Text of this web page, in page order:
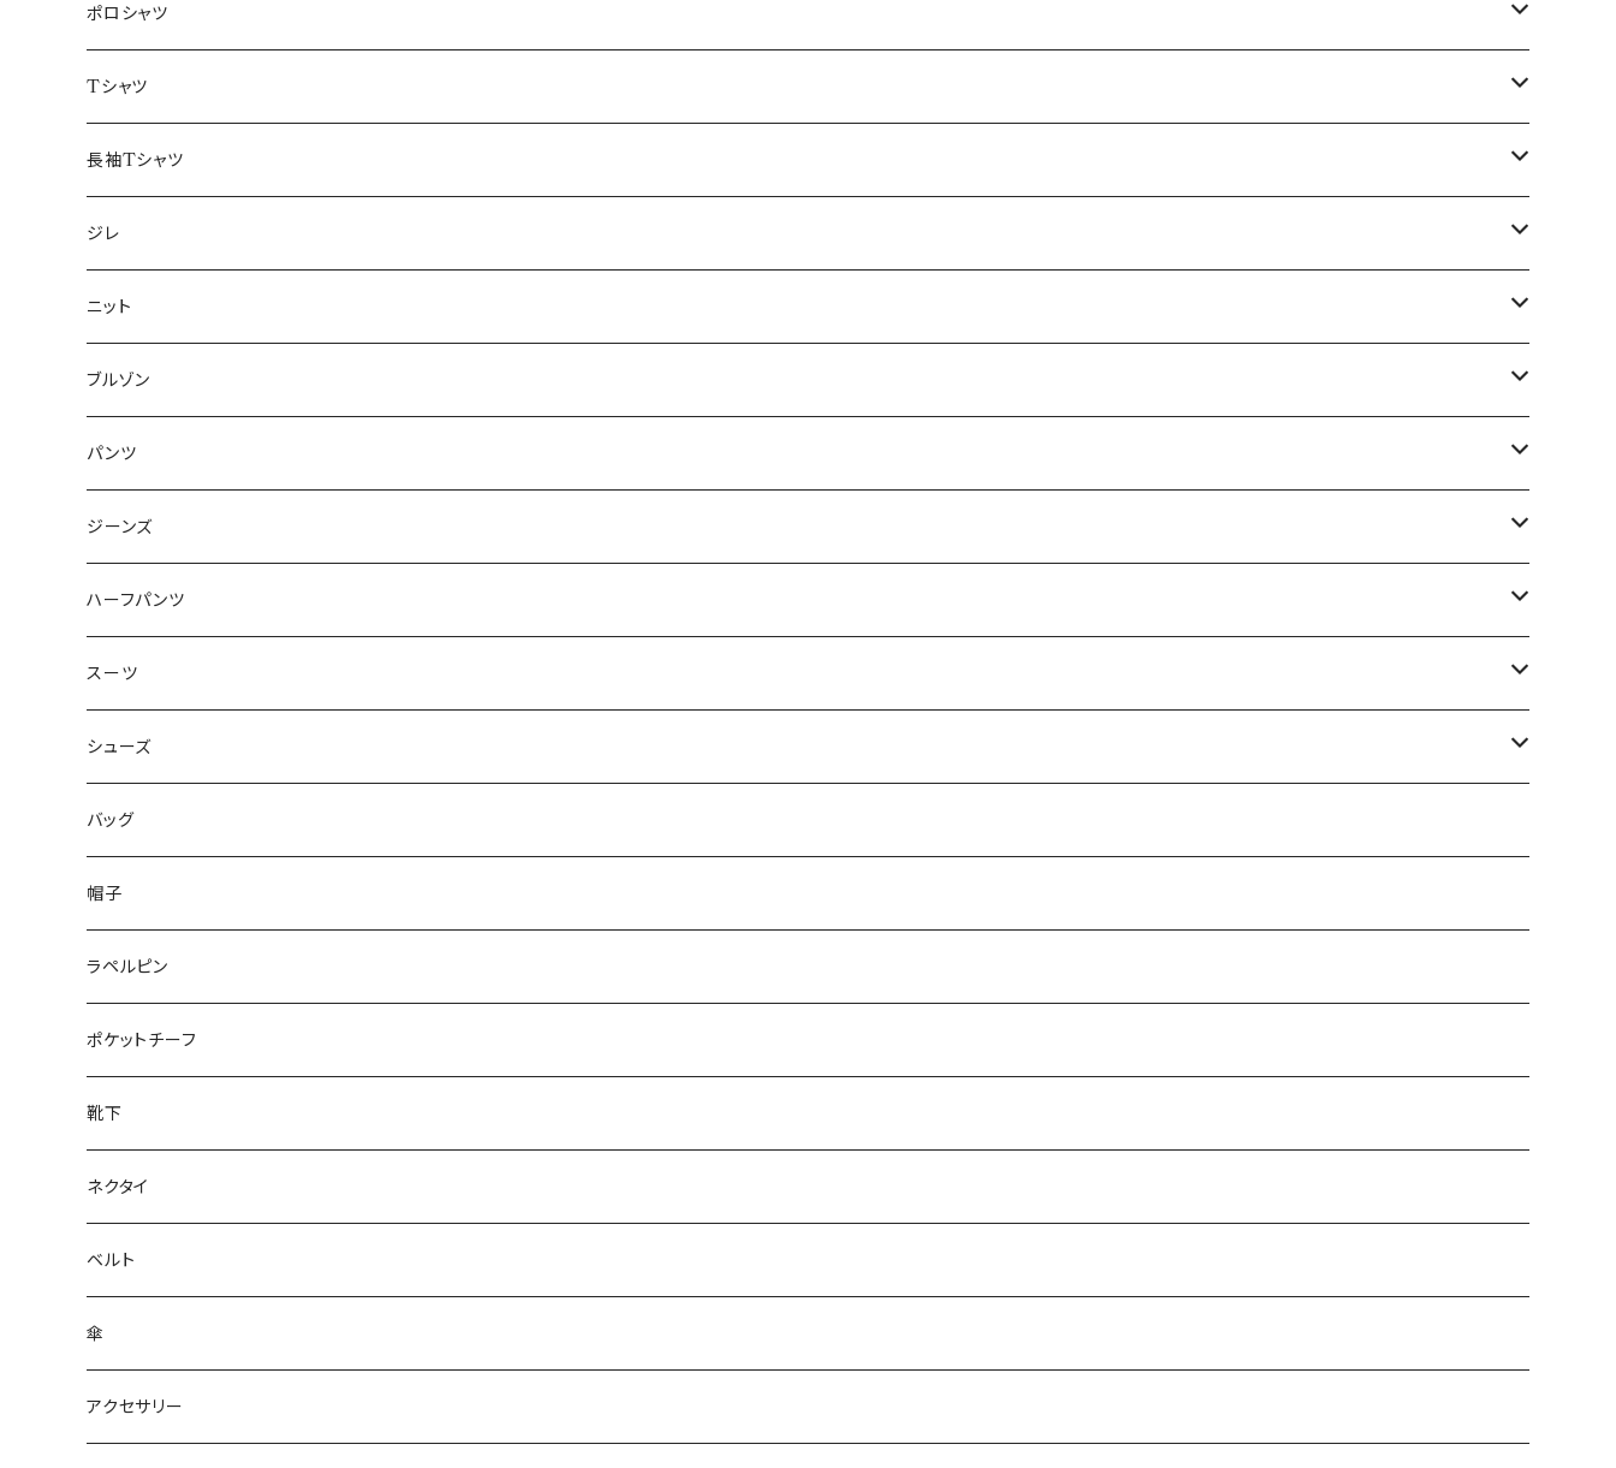
48/L
50/XL～
46/M
48/L
50/XL～
～44/S
46/M
48/L
50/XL～
ポロシャツ
～44/S
46/M
48/L
50/XL～
Tシャツ
～44/S
46/M
48/L
50/XL～
長袖Tシャツ
～44/S
46/M
48/L
50/XL～
ジレ
～44/S
46/M
48/L
50/XL～
ニット
～44/S
46/M
48/L
50/XL～
ブルゾン
～44/S
46/M
48/L
50/XL～
パンツ
～44/S
46/M
48/L
50/XL～
ジーンズ
～44/S
46/M
48/L
50/XL～
ハーフパンツ
～44/S
46/M
48/L
50/XL～
スーツ
～44/S
46/M
48/L
50/XL～
シューズ
～25.5cm
26cm～
27cm～
28cm～
バッグ
帽子
ラペルピン
ポケットチーフ
靴下
ネクタイ
ベルト
傘
アクセサリー